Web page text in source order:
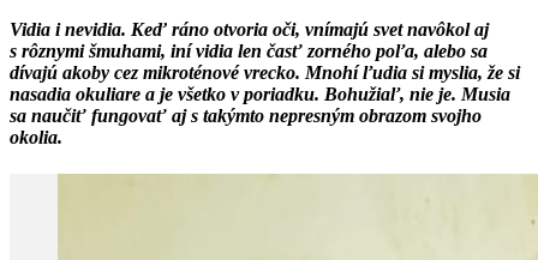
Vidia i nevidia. Keď ráno otvoria oči, vnímajú svet navôkol aj
s rôznymi šmuhami, iní vidia len časť zorného poľa, alebo sa
dívajú akoby cez mikroténové vrecko. Mnohí ľudia si myslia, že si
nasadia okuliare a je všetko v poriadku. Bohužiaľ, nie je. Musia
sa naučiť fungovať aj s takýmto nepresným obrazom svojho
okolia.